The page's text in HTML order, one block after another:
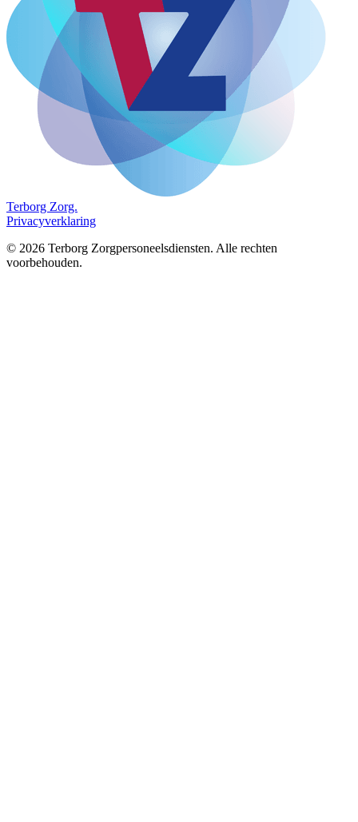
Terborg Zorg.
Privacyverklaring
© 2026 Terborg Zorgpersoneelsdiensten. Alle rechten
voorbehouden.